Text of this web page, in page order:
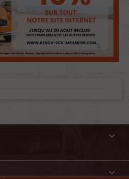

